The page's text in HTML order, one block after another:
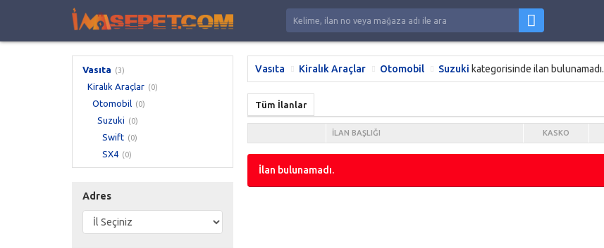
Vasıta (3)
Kiralık Araçlar (0)
Otomobil (0)
Suzuki (0)
Swift (0)
SX4 (0)
Adres
Vasıta Kiralık Araçlar Otomobil Suzuki kategorisinde ilan bulunamadı.
Tüm İlanlar
İLAN BAŞLIĞI KASKO
İlan bulunamadı.